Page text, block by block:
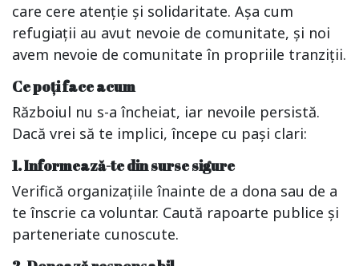
care cere atenție și solidaritate. Așa cum
refugiații au avut nevoie de comunitate, și noi
avem nevoie de comunitate în propriile tranziții.
Ce poți face acum
Războiul nu s-a încheiat, iar nevoile persistă.
Dacă vrei să te implici, începe cu pași clari:
1. Informează-te din surse sigure
Verifică organizațiile înainte de a dona sau de a
te înscrie ca voluntar. Caută rapoarte publice și
parteneriate cunoscute.